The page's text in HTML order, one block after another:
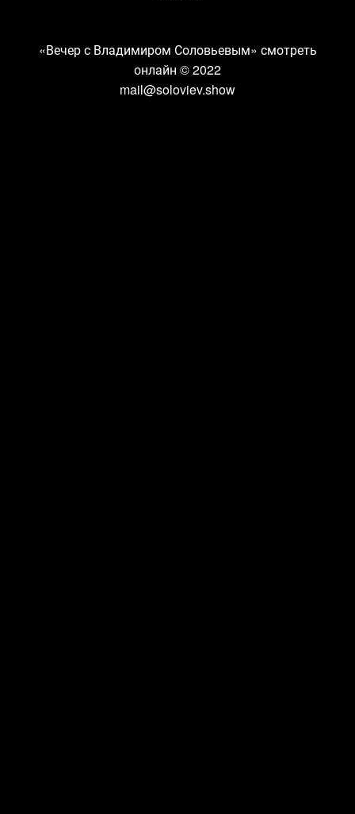
«Вечер с Владимиром Соловьевым» смотреть
онлайн © 2022
mail@soloviev.show